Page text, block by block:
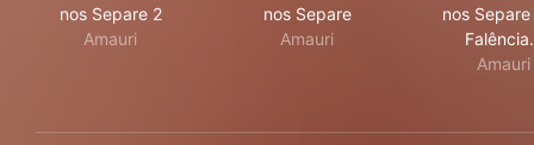
nos Separe 2
Amauri
nos Separe
Amauri
nos
Amauri